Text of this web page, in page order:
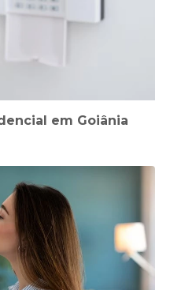
em Goiânia